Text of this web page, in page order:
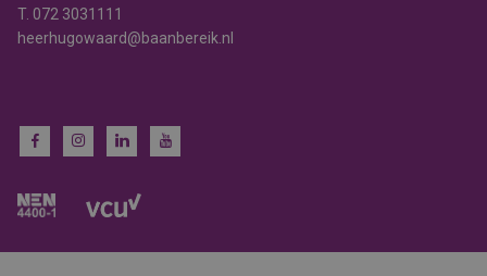
T. 072 3031111
heerhugowaard@baanbereik.nl